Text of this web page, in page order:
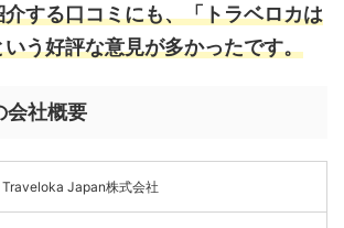
介する口コミにも、「トラベロカは
う好評な意見が多かったです。
会社概要
Traveloka Japan株式会社